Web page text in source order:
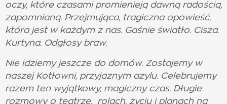
oczy, które czasami promienieją dawną radością,
zapomnianą. Przejmująca, tragiczna opowieść,
która jest w każdym z nas. Gaśnie światło. Cisza.
Kurtyna. Odgłosy braw.
Nie idziemy jeszcze do domów. Zostajemy w
naszej Kotłowni, przyjaznym azylu. Celebrujemy
razem ten wyjątkowy, magiczny czas. Długie
rozmowy o teatrze, rolach, życiu i planach na